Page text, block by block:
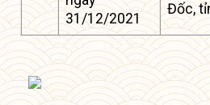
31/12/2021
Đốc,